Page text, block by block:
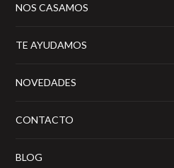
NOS CASAMOS
TE AYUDAMOS
NOVEDADES
CONTACTO
BLOG